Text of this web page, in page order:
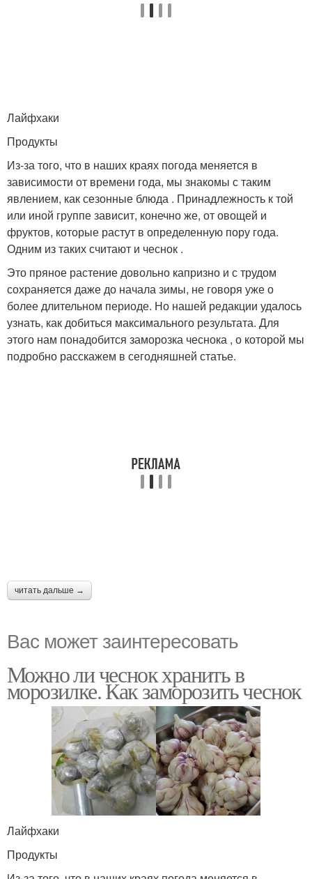
Лайфхаки
Продукты
Из-за того, что в наших краях погода меняется в
зависимости от времени года, мы знакомы с таким
явлением, как сезонные блюда . Принадлежность к той
или иной группе зависит, конечно же, от овощей и
фруктов, которые растут в определенную пору года.
Одним из таких считают и чеснок .
Это пряное растение довольно капризно и с трудом
сохраняется даже до начала зимы, не говоря уже о
более длительном периоде. Но нашей редакции удалось
узнать, как добиться максимального результата. Для
этого нам понадобится заморозка чеснока , о которой мы
подробно расскажем в сегодняшней статье.
читать дальше →
Вас может заинтересовать
Можно ли чеснок хранить в
морозилке. Как заморозить чеснок
Лайфхаки
Продукты